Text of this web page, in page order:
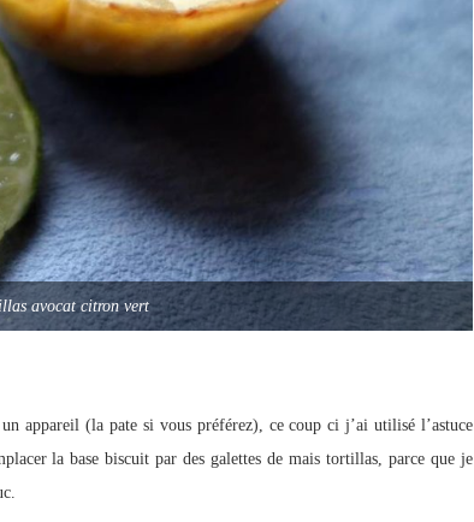
avocat citron vert
appareil (la pate si vous préférez), ce coup ci j’ai utilisé l’astuce
la base biscuit par des galettes de mais tortillas, parce que je